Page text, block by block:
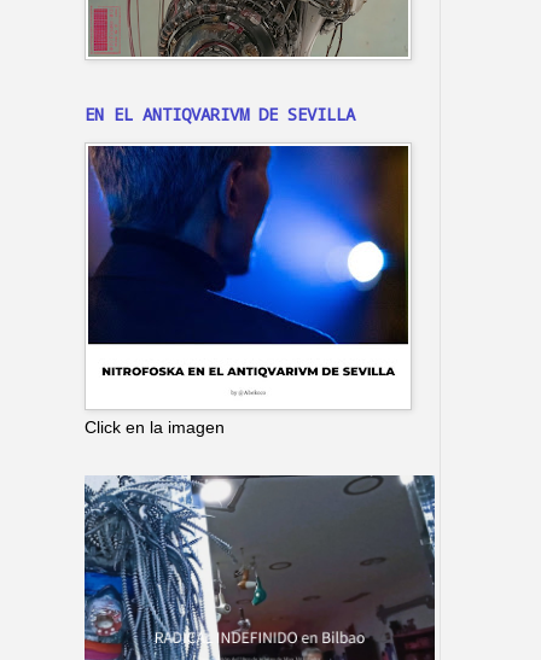
EN EL ANTIQVARIVM DE SEVILLA
Click en la imagen